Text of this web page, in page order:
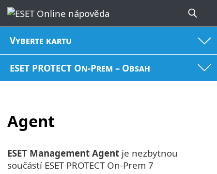
Vyberte kartu
ESET PROTECT On-Prem – Obsah
Agent
ESET Management Agent je nezbytnou
součástí ESET PROTECT On-Prem 7